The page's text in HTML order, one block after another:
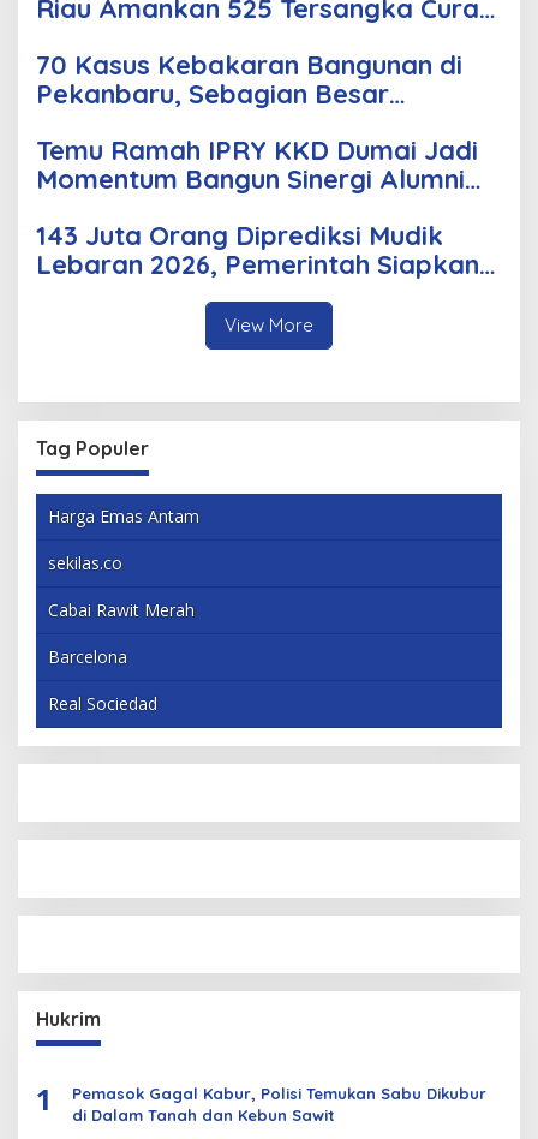
Riau Amankan 525 Tersangka Curat,
70 Kasus Kebakaran Bangunan di
Pekanbaru, Sebagian Besar
Temu Ramah IPRY KKD Dumai Jadi
Momentum Bangun Sinergi Alumni
143 Juta Orang Diprediksi Mudik
Lebaran 2026, Pemerintah Siapkan
Berbagai Inovasi
View More
Tag Populer
Harga Emas Antam
sekilas.co
Cabai Rawit Merah
Barcelona
Real Sociedad
Hukrim
1
Pemasok Gagal Kabur, Polisi Temukan Sabu Dikubur
di Dalam Tanah dan Kebun Sawit